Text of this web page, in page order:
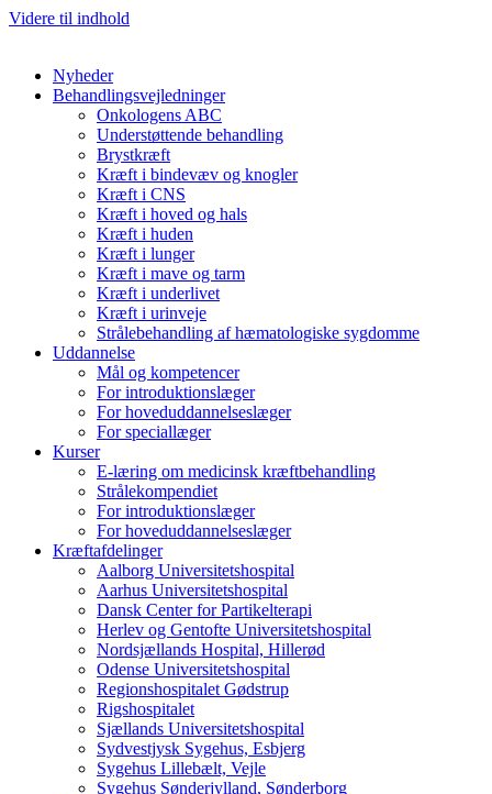
Videre til indhold
Nyheder
Behandlingsvejledninger
Onkologens ABC
Understøttende behandling
Brystkræft
Kræft i bindevæv og knogler
Kræft i CNS
Kræft i hoved og hals
Kræft i huden
Kræft i lunger
Kræft i mave og tarm
Kræft i underlivet
Kræft i urinveje
Strålebehandling af hæmatologiske sygdomme
Uddannelse
Mål og kompetencer
For introduktionslæger
For hoveduddannelseslæger
For speciallæger
Kurser
E-læring om medicinsk kræftbehandling
Strålekompendiet
For introduktionslæger
For hoveduddannelseslæger
Kræftafdelinger
Aalborg Universitetshospital
Aarhus Universitetshospital
Dansk Center for Partikelterapi
Herlev og Gentofte Universitetshospital
Nordsjællands Hospital, Hillerød
Odense Universitetshospital
Regionshospitalet Gødstrup
Rigshospitalet
Sjællands Universitetshospital
Sydvestjysk Sygehus, Esbjerg
Sygehus Lillebælt, Vejle
Sygehus Sønderjylland, Sønderborg